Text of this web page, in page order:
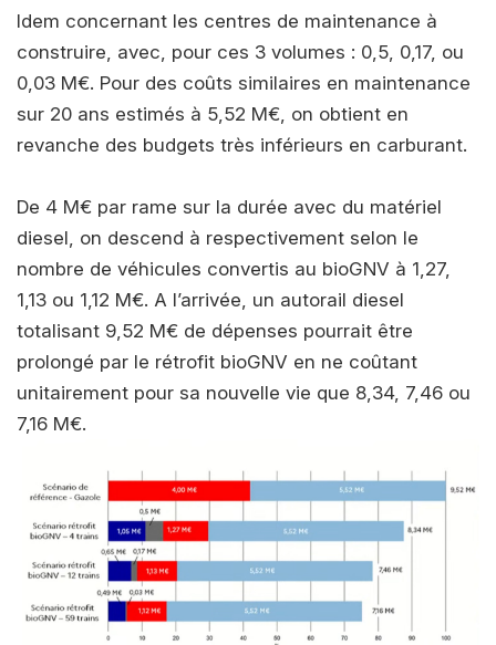
Idem concernant les centres de maintenance à
construire, avec, pour ces 3 volumes : 0,5, 0,17, ou
0,03 M€. Pour des coûts similaires en maintenance
sur 20 ans estimés à 5,52 M€, on obtient en
revanche des budgets très inférieurs en carburant.
De 4 M€ par rame sur la durée avec du matériel
diesel, on descend à respectivement selon le
nombre de véhicules convertis au bioGNV à 1,27,
1,13 ou 1,12 M€. A l’arrivée, un autorail diesel
totalisant 9,52 M€ de dépenses pourrait être
prolongé par le rétrofit bioGNV en ne coûtant
unitairement pour sa nouvelle vie que 8,34, 7,46 ou
7,16 M€.